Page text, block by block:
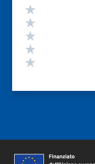
Valutazione